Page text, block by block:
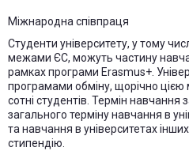
Міжнародна співпраця
Студенти університету, у тому
межами ЄС, можуть частину
рамках програми Erasmus+.
програмами обміну, щорічно
сотні студентів. Термін навчання
загального терміну навчання в
та навчання в університетах
стипендію.